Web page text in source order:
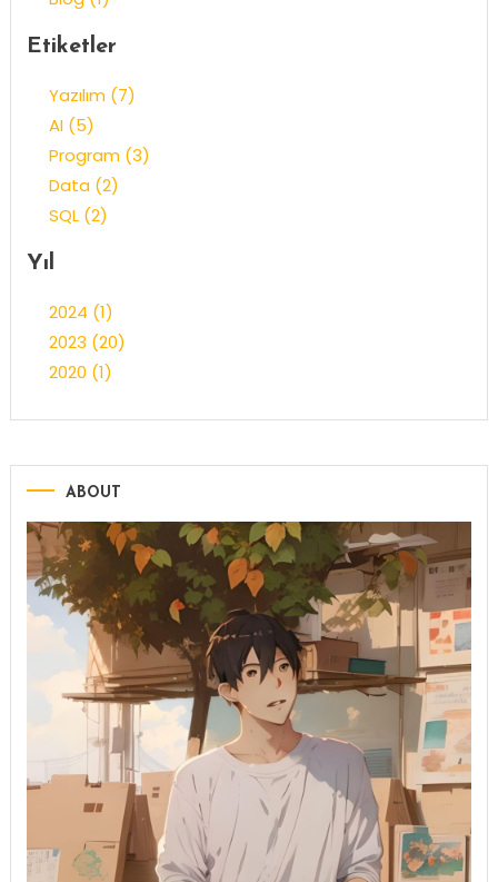
Etiketler
Yazılım (7)
AI (5)
Program (3)
Data (2)
SQL (2)
Yıl
2024 (1)
2023 (20)
2020 (1)
ABOUT